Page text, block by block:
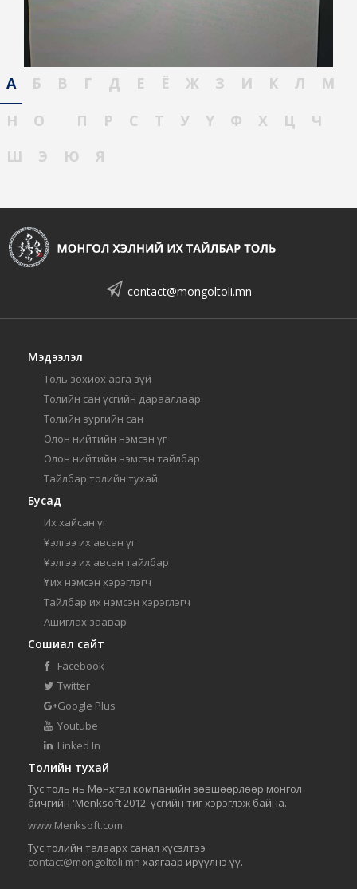
А Б В Г Д Е Ё Ж З И К Л
М
Н
О П Р С Т У Ү Ф Х Ц
Ч
Ш
Э Ю Я
contact@mongoltoli.mn
Мэдээлэл
Толь зохиох арга зүй
Толийн сан үсгийн дарааллаар
Толийн зургийн сан
Олон нийтийн нэмсэн үг
Олон нийтийн нэмсэн тайлбар
Тайлбар толийн тухай
Бусад
Их хайсан үг
Үнэлгээ их авсан үг
Үнэлгээ их авсан тайлбар
Үг их нэмсэн хэрэглэгч
Тайлбар их нэмсэн хэрэглэгч
Ашиглах заавар
Сошиал сайт
Facebook
Twitter
Google Plus
Youtube
Linked In
Толийн тухай
Тус толь нь Мөнхгал компанийн зөвшөөрлөөр монгол
бичгийн 'Menksoft 2012' үсгийн тиг хэрэглэж байна.
www.Menksoft.com
Тус толийн талаарх санал хүсэлтээ
contact@mongoltoli.mn хаягаар ирүүлнэ үү.